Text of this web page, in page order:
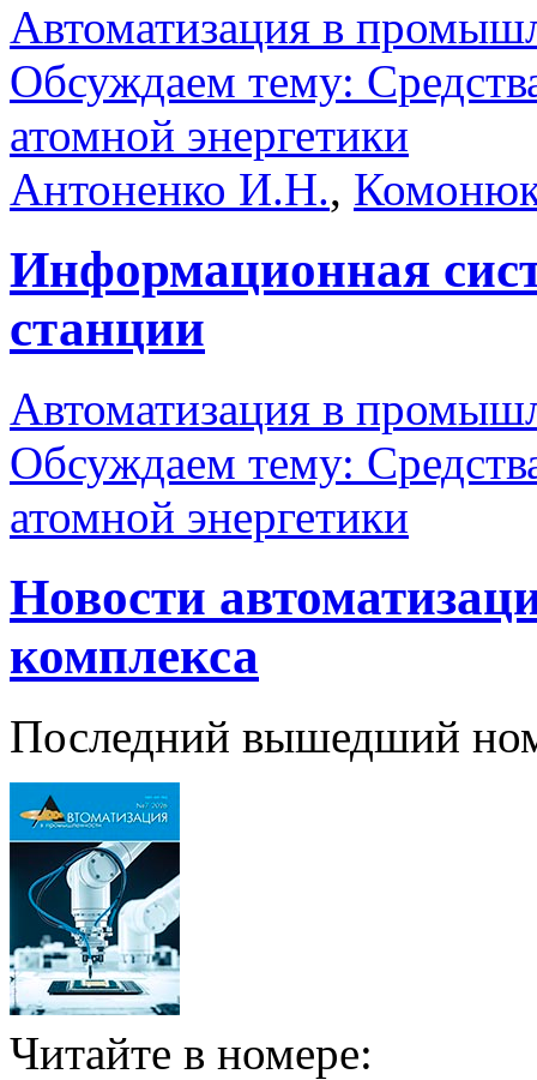
Автоматизация в
Обсуждаем тему:
атомной энергетики
Антоненко И.Н.,
Информационная
станции
Автоматизация в
Обсуждаем тему:
атомной энергетики
Новости
комплекса
Последний вышедший
Читайте в номере: